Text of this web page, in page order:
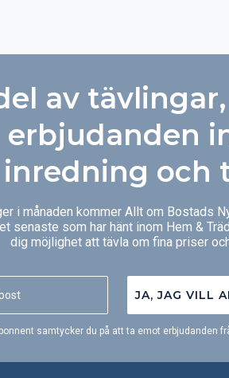
av
erbjudanden
inredning och
i månaden kommer Allt om Bostads
senaste som har hänt inom Hem &
dig möjlighet att tävla om fina priser
JA, JAG VILL
samtycker du på att ta emot erbjudanden